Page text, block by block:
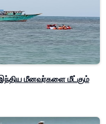
இந்திய மீனவர்களை மீட்கும்